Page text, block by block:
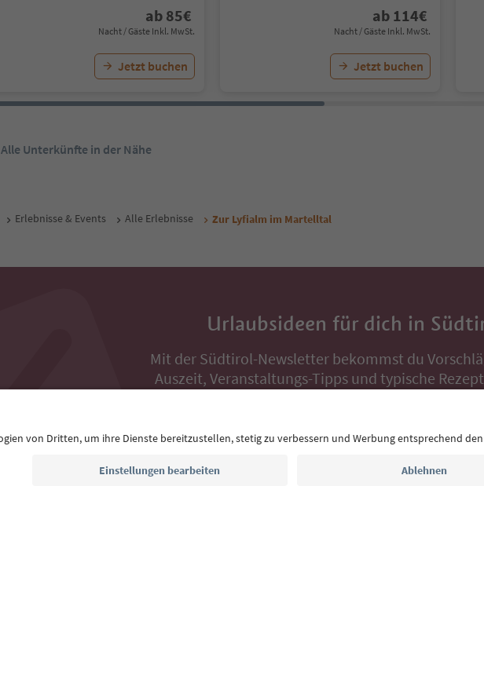
ab 85€
Nacht / Gäste Inkl. MwSt.
Jetzt buchen
ab 114€
Nacht / Gäste Inkl. MwSt.
Jetzt buchen
Alle Unterkünfte in der Nähe
Erlebnisse & Events Alle Erlebnisse Zur Lyfialm im Martelltal
Urlaubsideen für dich in
Mit der Südtirol-Newsletter bekommst du
Auszeit, Veranstaltungs-Tipps und typische